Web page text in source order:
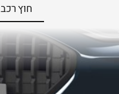
חוץ רכב